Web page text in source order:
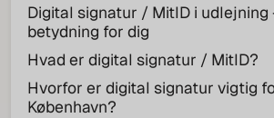
Digital signatur / MitID i udlejning
betydning for dig
Hvad er digital signatur / MitID?
Hvorfor er digital signatur vigtig
København?